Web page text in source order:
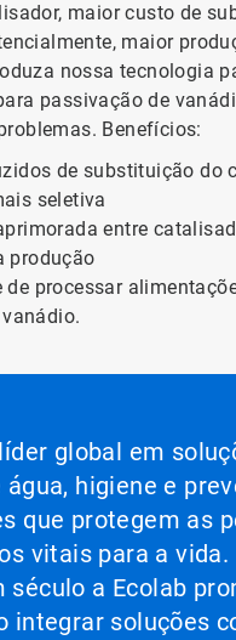
maior custo de
maior
nossa tecnologia
passivação de
Benefícios:
de substituição do
seletiva
entre
produção
de processar
global em
higiene e
que protegem as
vitais para a vida.
século a Ecolab
integrar soluções